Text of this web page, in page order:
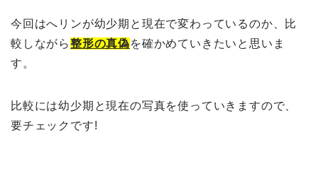
今回はへリンが幼少期と現在で変わっているのか、比
較しながら整形の真偽を確かめていきたいと思いま
す。
比較には幼少期と現在の写真を使っていきますので、
要チェックです!